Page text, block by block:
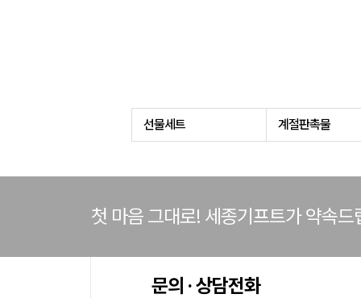
선물세트 계절판촉물
첫 마음 그대로! 세종기프트가 약속드
문의 · 상담전화